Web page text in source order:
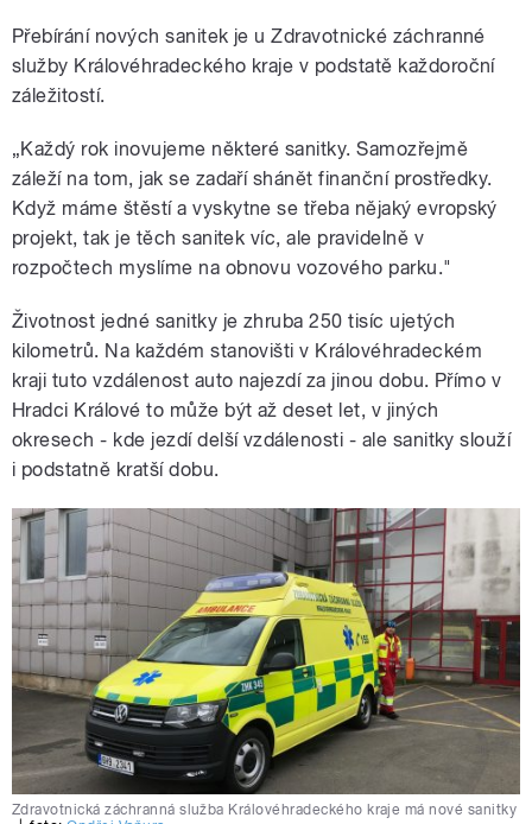
Přebírání nových sanitek je u Zdravotnické záchranné
služby Královéhradeckého kraje v podstatě každoroční
záležitostí.
„Každý rok inovujeme některé sanitky. Samozřejmě
záleží na tom, jak se zadaří shánět finanční prostředky.
Když máme štěstí a vyskytne se třeba nějaký evropský
projekt, tak je těch sanitek víc, ale pravidelně v
rozpočtech myslíme na obnovu vozového parku."
Životnost jedné sanitky je zhruba 250 tisíc ujetých
kilometrů. Na každém stanovišti v Královéhradeckém
kraji tuto vzdálenost auto najezdí za jinou dobu. Přímo v
Hradci Králové to může být až deset let, v jiných
okresech - kde jezdí delší vzdálenosti - ale sanitky slouží
i podstatně kratší dobu.
Zdravotnická záchranná služba Královéhradeckého kraje má nové sanitky